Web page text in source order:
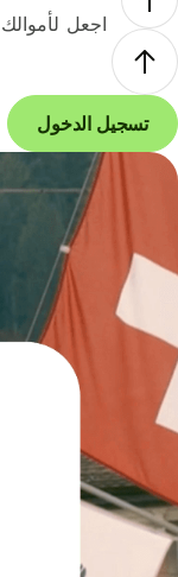
اجعل لأموالك
تسجيل الدخول